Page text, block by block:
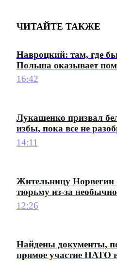
ЧИТАЙТЕ ТАКЖЕ
Навроцкий: там, где
Польша оказывает
16:42
Лукашенко призвал
избы, пока все не
14:11
Жительницу Норвегии
тюрьму из-за
12:26
Найдены документы,
прямое участие НАТО